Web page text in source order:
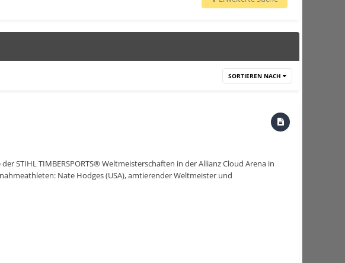
SORTIEREN NACH
STIHL TIMBERSPORTS® Weltmeisterschaften in der Allianz Cloud Arena in
Nate Hodges (USA), amtierender Weltmeister und